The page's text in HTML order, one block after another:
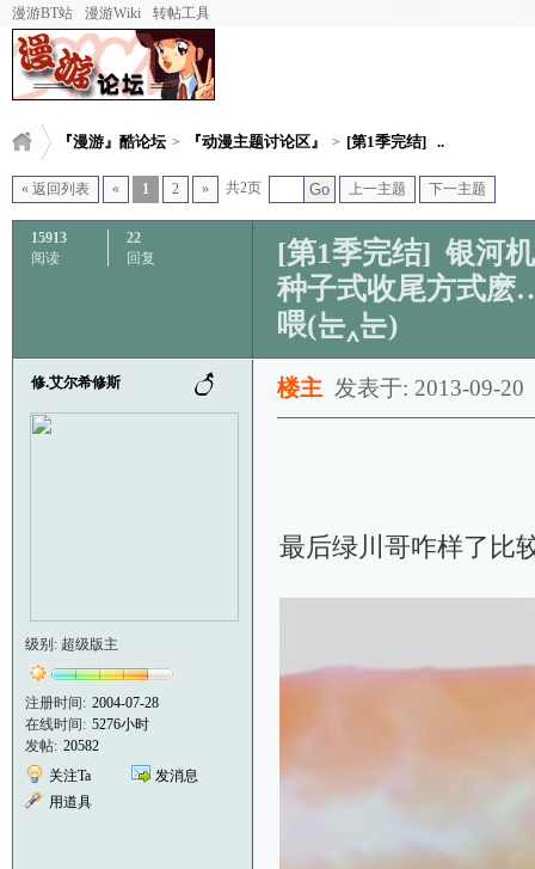
漫游BT站 漫游Wiki 转帖工具
『漫游』酷论坛 > 『动漫主题讨论区』 > [第1季完结] ..
« 返回列表 « 1 2 » 共2页 Go 上一主题 下一主题
15913
阅读
22
回复
[第1季完结] 银河
种子式收尾方式麽
喂(눈‸눈)
修.艾尔希修斯
级别: 超级版主
注册时间: 2004-07-28
在线时间: 5276小时
发帖: 20582
关注Ta
发消息
用道具
楼主 发表于: 2013-09-20
最后绿川哥咋样了比